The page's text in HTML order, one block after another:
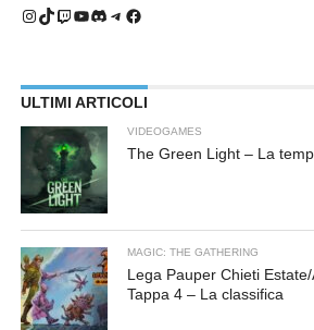
Instagram
TikTok
Twitch
YouTube
Discord
Telegram
Facebook
ULTIMI ARTICOLI
VIDEOGAMES
The Green Light – La
MAGIC: THE GATHERING
Lega Pauper Chieti
Tappa 4 – La classifica